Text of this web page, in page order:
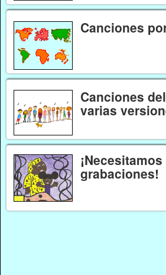
Canciones
Canciones
varias
grabaciones!